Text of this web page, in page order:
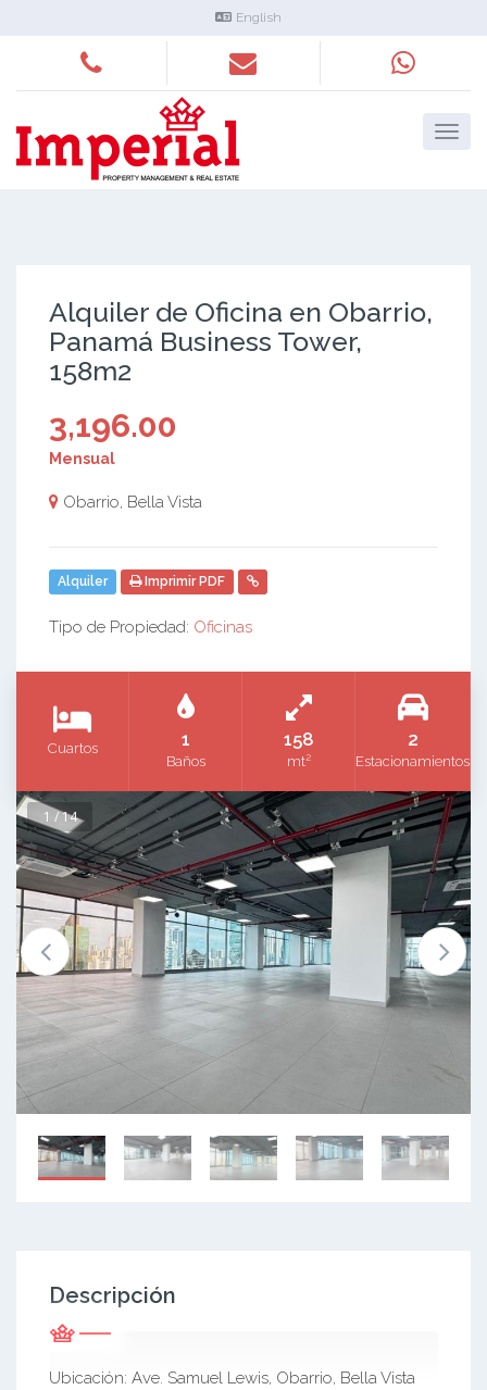
English
Alquiler de Oficina en Obarrio,
Panamá Business Tower,
158m2
3,196.00
Mensual
Obarrio, Bella Vista
Alquiler Imprimir PDF
Tipo de Propiedad: Oficinas
Cuartos 1
Baños
158
mt2
2
Estacionamientos
1 / 14
Descripción
Ubicación: Ave. Samuel Lewis, Obarrio, Bella Vista